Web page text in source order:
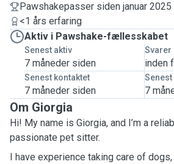
Pawshakepasser siden januar 2025
<1 års erfaring
Aktiv i Pawshake-fællesskabet
Senest aktiv
7 måneder siden
Svarer
inden
Senest kontaktet
7 måneder siden 7
Om Giorgia
Hi! My name is Giorgia, and I’m a
passionate pet sitter.
I have experience taking care of